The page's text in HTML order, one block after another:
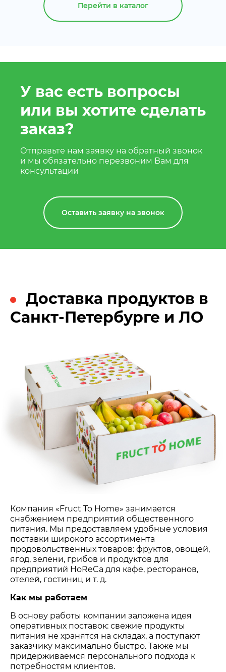
Перейти в каталог
У вас есть вопросы
или вы хотите сделать
заказ?
Отправьте нам заявку на обратный звонок
и мы обязательно перезвоним Вам для
консультации
Оставить заявку на звонок
Доставка продуктов в
Санкт-Петербурге и ЛО
Компания «Fruct To Home» занимается
снабжением предприятий общественного
питания. Мы предоставляем удобные условия
поставки широкого ассортимента
продовольственных товаров: фруктов, овощей,
ягод, зелени, грибов и продуктов для
предприятий HoReCa для кафе, ресторанов,
отелей, гостиниц и т. д.
Как мы работаем
В основу работы компании заложена идея
оперативных поставок: свежие продукты
питания не хранятся на складах, а поступают
заказчику максимально быстро. Также мы
придерживаемся персонального подхода к
потребностям клиентов.